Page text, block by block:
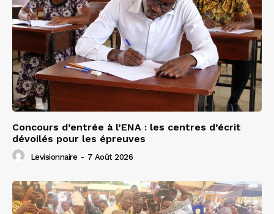
Concours d’entrée à l’ENA : les centres d’écrit
dévoilés pour les épreuves
Levisionnaire - 7 Août 2026